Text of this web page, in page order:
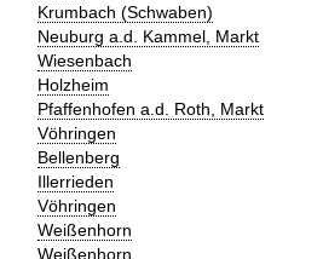
Krumbach (Schwaben)
Neuburg a.d. Kammel, Markt
Wiesenbach
Holzheim
Pfaffenhofen a.d. Roth, Markt
Vöhringen
Bellenberg
Illerrieden
Vöhringen
Weißenhorn
Weißenhorn